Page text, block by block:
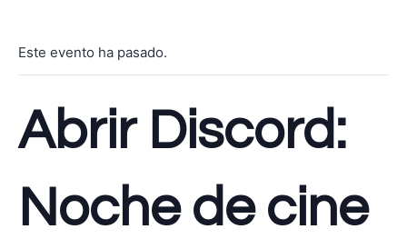
Este evento ha pasado.
Abrir Discord:
Noche de cine